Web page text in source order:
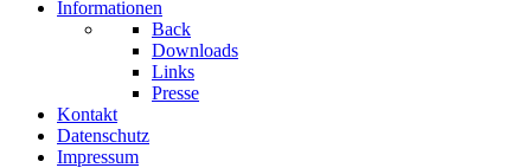
Informationen
Back
Downloads
Links
Presse
Kontakt
Datenschutz
Impressum